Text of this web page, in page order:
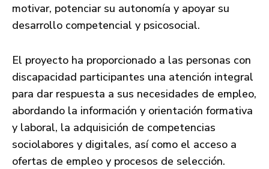
motivar, potenciar su autonomía y apoyar su
desarrollo competencial y psicosocial.
El proyecto ha proporcionado a las personas con
discapacidad participantes una atención integral
para dar respuesta a sus necesidades de empleo,
abordando la información y orientación formativa
y laboral, la adquisición de competencias
sociolabores y digitales, así como el acceso a
ofertas de empleo y procesos de selección.